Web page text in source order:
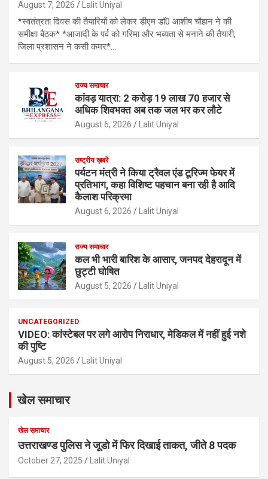
August 7, 2026 Lalit Uniyal
*स्वतंत्रता दिवस की तैयारियों को लेकर डीएम डॉ0 आशीष चौहान ने की
समीक्षा बैठक* *आजादी के पर्व को गरिमा और भव्यता से मनाने की तैयारी,
जिला प्रशासन ने कसी कमर*…
राज्य समाचार
कांवड़ यात्रा: 2 करोड़ 19 लाख 70 हजार से
अधिक शिवभक्त अब तक जल भर कर लौटे
August 6, 2026 Lalit Uniyal
राष्ट्रीय ख़बरें
पर्यटन मंत्री ने किया ट्रैवल एंड टूरिज्म फेयर में
प्रतिभाग, कहा विशिष्ट पहचान बना रही है आदि
कैलाश परिक्रमा
August 6, 2026 Lalit Uniyal
राज्य समाचार
कल भी भारी बारिश के आसार, जनपद देहरादून में
छुट्टी घोषित
August 5, 2026 Lalit Uniyal
UNCATEGORIZED
VIDEO: कांस्टेबल पर लगे आरोप निराधार, मेडिकल में नहीं हुई नशे
की पुष्टि
August 5, 2026 Lalit Uniyal
खेल समाचार
खेल समाचार
उत्तराखण्ड पुलिस ने जूडो में फिर दिखाई ताकत, जीते 8 पदक
October 27, 2025 Lalit Uniyal